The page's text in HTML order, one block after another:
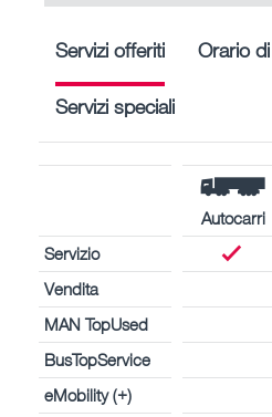
Servizi offeriti Orario
Servizi speciali
Autocarri
Servizio
Vendita
MAN TopUsed
BusTopService
eMobility (+)